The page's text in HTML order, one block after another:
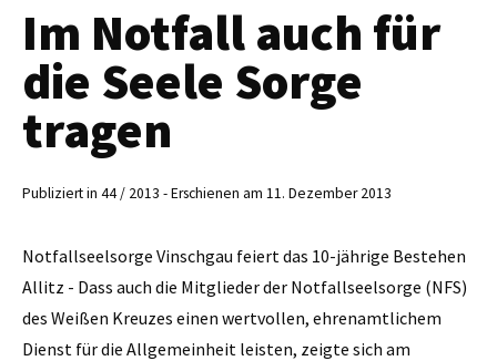
Im Notfall auch für
die Seele Sorge
tragen
Publiziert in 44 / 2013 - Erschienen am 11. Dezember 2013
Notfallseelsorge Vinschgau feiert das 10-jährige Bestehen
Allitz - Dass auch die Mitglieder der Notfallseelsorge (NFS)
des Weißen Kreuzes einen wertvollen, ehrenamtlichem
Dienst für die Allgemeinheit leisten, zeigte sich am